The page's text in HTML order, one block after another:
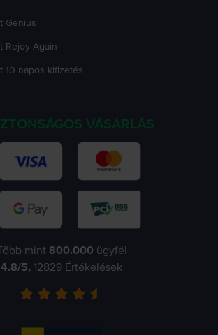
Genius
Rejoy Again
10 napos kifizetés
VÁSÁRLÁS
mint 800.000 ügyfél
4.8/5, 12829 Értékelések